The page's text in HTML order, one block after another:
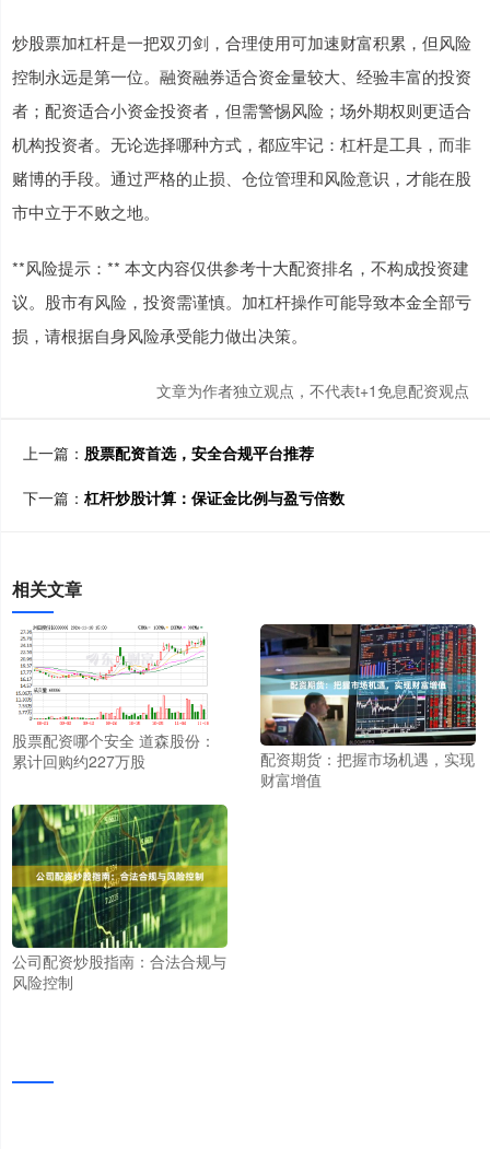
炒股票加杠杆是一把双刃剑，合理使用可加速财富积累，但风险
控制永远是第一位。融资融券适合资金量较大、经验丰富的投资
者；配资适合小资金投资者，但需警惕风险；场外期权则更适合
机构投资者。无论选择哪种方式，都应牢记：杠杆是工具，而非
赌博的手段。通过严格的止损、仓位管理和风险意识，才能在股
市中立于不败之地。
**风险提示：** 本文内容仅供参考十大配资排名，不构成投资建
议。股市有风险，投资需谨慎。加杠杆操作可能导致本金全部亏
损，请根据自身风险承受能力做出决策。
文章为作者独立观点，不代表t+1免息配资观点
上一篇： 股票配资首选，安全合规平台推荐
下一篇： 杠杆炒股计算：保证金比例与盈亏倍数
相关文章
股票配资哪个安全 道森股份：
累计回购约227万股
配资期货：把握市场机遇，实现
财富增值
公司配资炒股指南：合法合规与
风险控制